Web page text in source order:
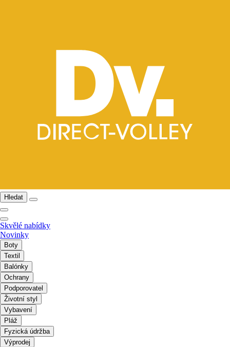
Hledat
Skvělé nabídky
Novinky
Boty
Textil
Balónky
Ochrany
Podporovatel
Životní styl
Vybavení
Pláž
Fyzická údržba
Výprodej